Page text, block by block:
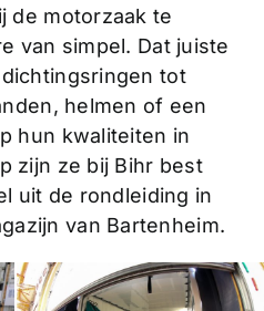
de motorzaak te
van simpel. Dat juiste
tot
helmen of een
hun kwaliteiten in
zijn ze bij Bihr best
uit de rondleiding in
van Bartenheim.